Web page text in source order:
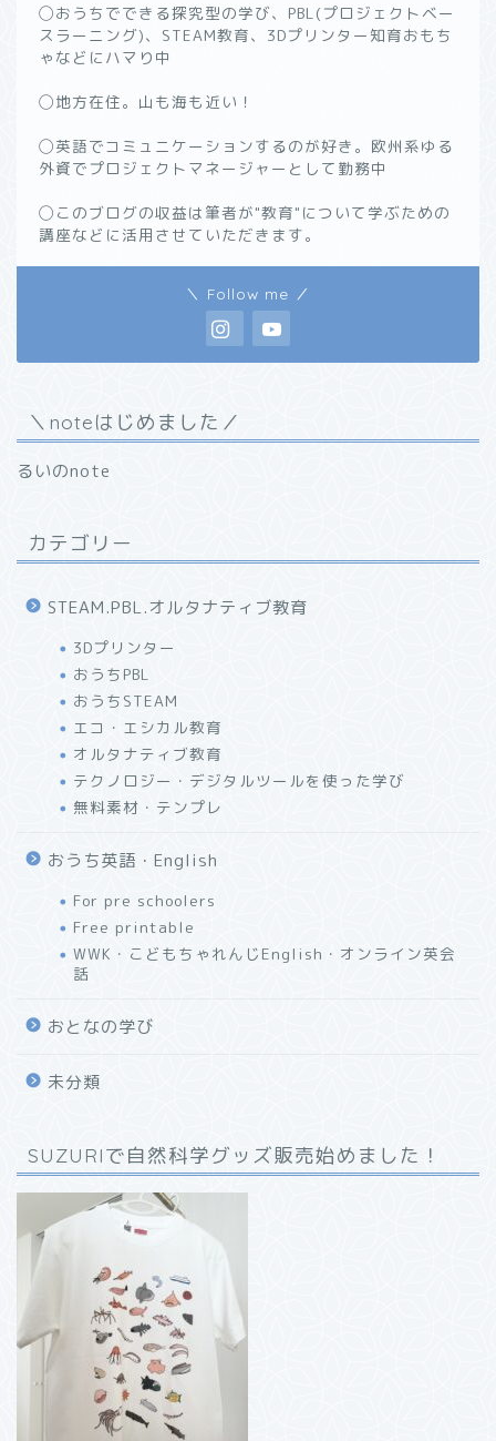
◯おうちでできる探究型の学び、PBL(プロジェクトベー
スラーニング)、STEAM教育、3Dプリンター知育おもち
ゃなどにハマり中
◯地方在住。山も海も近い！
◯英語でコミュニケーションするのが好き。欧州系ゆる
外資でプロジェクトマネージャーとして勤務中
◯このブログの収益は筆者が"教育"について学ぶための
講座などに活用させていただきます。
＼ Follow me ／
＼noteはじめました／
るいのnote
カテゴリー
STEAM.PBL.オルタナティブ教育
3Dプリンター
おうちPBL
おうちSTEAM
エコ・エシカル教育
オルタナティブ教育
テクノロジー・デジタルツールを使った学び
無料素材・テンプレ
おうち英語・English
For pre schoolers
Free printable
WWK・こどもちゃれんじEnglish・オンライン英会
話
おとなの学び
未分類
SUZURIで自然科学グッズ販売始めました！